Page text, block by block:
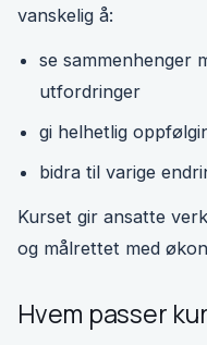
vanskelig å:
se sammenhenger
utfordringer
gi helhetlig
bidra til varige
Kurset gir ansatte
og målrettet med
Hvem passer